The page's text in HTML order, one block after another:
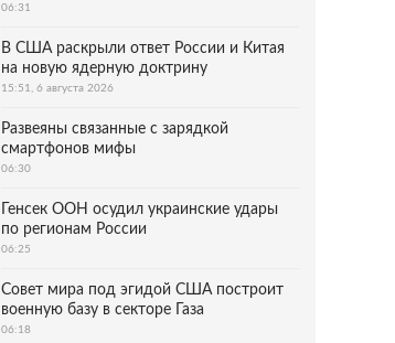
06:31
В США раскрыли ответ России и Китая
на новую ядерную доктрину
15:51, 6 августа 2026
Развеяны связанные с зарядкой
смартфонов мифы
06:30
Генсек ООН осудил украинские удары
по регионам России
06:25
Совет мира под эгидой США построит
военную базу в секторе Газа
06:18